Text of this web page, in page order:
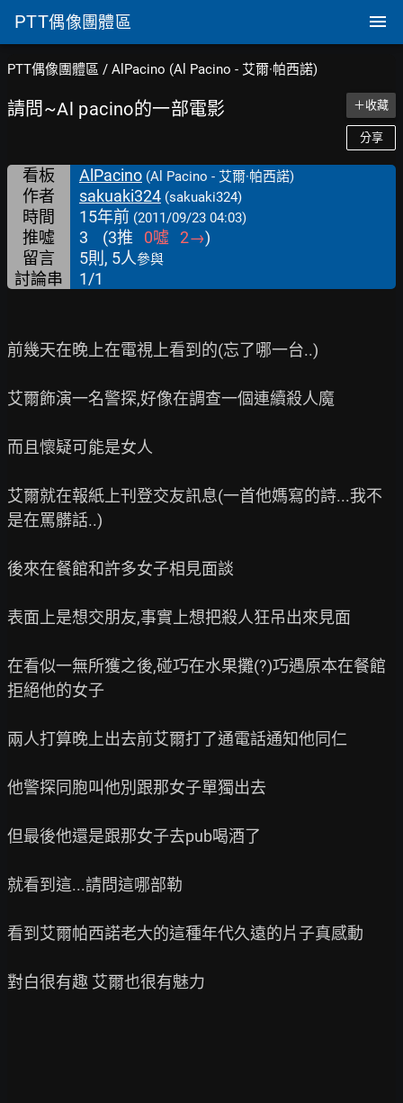
PTT偶像團體區
PTT偶像團體區 / AlPacino (Al Pacino - 艾爾·帕西諾)
請問~Al pacino的一部電影 ＋收藏
分享
看板 AlPacino (Al Pacino - 艾爾·帕西諾)
作者 sakuaki324 (sakuaki324)
時間 15年前 (2011/09/23 04:03)
推噓 3 (3推 0噓 2→)
留言
5則, 5人參與
討論串 1/1
前幾天在晚上在電視上看到的(忘了哪一台..)
艾爾飾演一名警探,好像在調查一個連續殺人魔
而且懷疑可能是女人
艾爾就在報紙上刊登交友訊息(一首他媽寫的詩...我不
是在罵髒話..)
後來在餐館和許多女子相見面談
表面上是想交朋友,事實上想把殺人狂吊出來見面
在看似一無所獲之後,碰巧在水果攤(?)巧遇原本在餐館
拒絕他的女子
兩人打算晚上出去前艾爾打了通電話通知他同仁
他警探同胞叫他別跟那女子單獨出去
但最後他還是跟那女子去pub喝酒了
就看到這...請問這哪部勒
看到艾爾帕西諾老大的這種年代久遠的片子真感動
對白很有趣 艾爾也很有魅力